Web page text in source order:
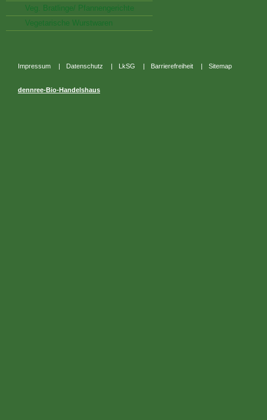
Veg. Bratlinge/ Pfannengerichte
Vegetarische Wurstwaren
Impressum | Datenschutz | LkSG | Barrierefreiheit | Sitemap
dennree-Bio-Handelshaus